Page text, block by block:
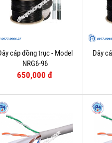
cáp đồng trục - Model
NRG6-96
650,000 đ
Dây